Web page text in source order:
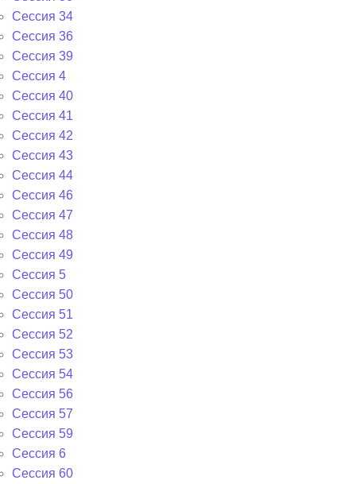
Сессия 34
Сессия 36
Сессия 39
Сессия 4
Сессия 40
Сессия 41
Сессия 42
Сессия 43
Сессия 44
Сессия 46
Сессия 47
Сессия 48
Сессия 49
Сессия 5
Сессия 50
Сессия 51
Сессия 52
Сессия 53
Сессия 54
Сессия 56
Сессия 57
Сессия 59
Сессия 6
Сессия 60